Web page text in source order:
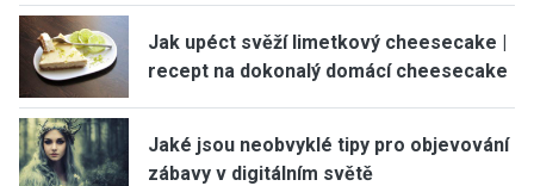
Jak upéct svěží limetkový cheesecake |
recept na dokonalý domácí cheesecake
Jaké jsou neobvyklé tipy pro objevování
zábavy v digitálním světě